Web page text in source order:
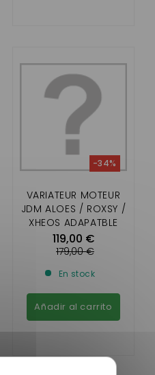
VARIATEUR MOTEUR
JDM ALOES / ROXSY /
XHEOS ADAPATBLE
119,00 €
-34%
179,00 €
En stock
Añadir al carrito